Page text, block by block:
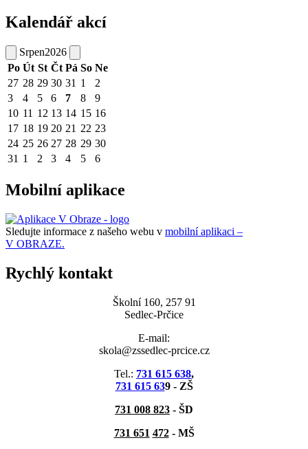
Kalendář akcí
Srpen2026
Po Út St Čt Pá So Ne
27 28 29 30 31 1
2
3
4 5 6 7 8
9
10 11 12 13 14 15 16
17 18 19 20 21 22 23
24 25 26 27 28 29 30
31 1 2 3 4 5 6
Mobilní aplikace
Sledujte informace z našeho webu v mobilní aplikaci –
V OBRAZE.
Rychlý kontakt
Školní 160, 257 91
Sedlec-Prčice
E-mail:
skola@zssedlec-prcice.cz
Tel.: 731 615 638,
731 615 639 - ZŠ
731 008 823 - ŠD
731 651 472- MŠ